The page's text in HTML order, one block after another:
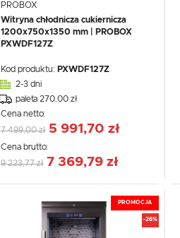
PROBOX
Witryna chłodnicza cukiernicza
1200x750x1350 mm | PROBOX
PXWDF127Z
Kod produktu: PXWDF127Z
2-3 dni
paleta 270.00 zł
Cena netto:
7 499,00 zł 5 991,70 zł
Cena brutto:
9 223,77 zł 7 369,79 zł
PROMOCJA
-26%